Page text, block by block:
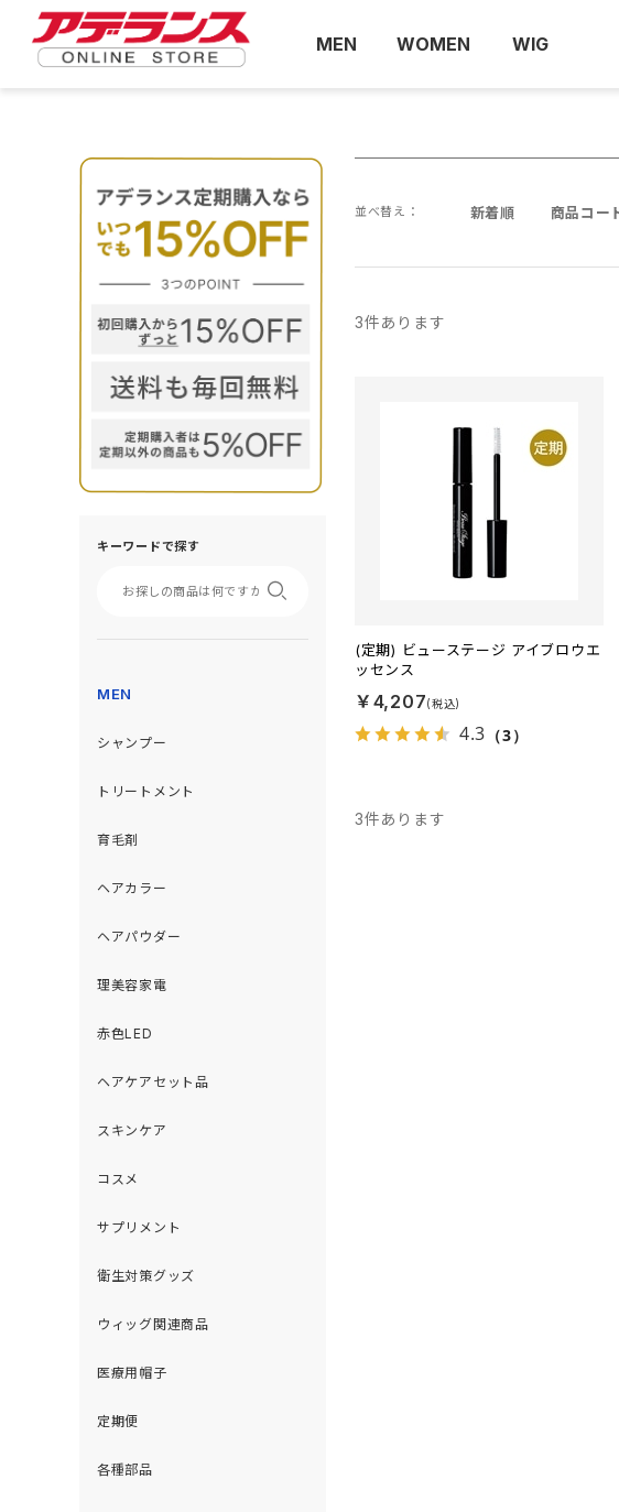
MEN WOMEN WIG
キーワードで探す
MEN
シャンプー
トリートメント
育毛剤
ヘアカラー
ヘアパウダー
理美容家電
赤色LED
ヘアケアセット品
スキンケア
コスメ
サプリメント
衛生対策グッズ
ウィッグ関連商品
医療用帽子
定期便
各種部品
並べ替え： 新着順 商品コー
3件あります
(定期) ビューステージ アイブロウエ
ッセンス
￥4,207
4.3 （3）
3件あります